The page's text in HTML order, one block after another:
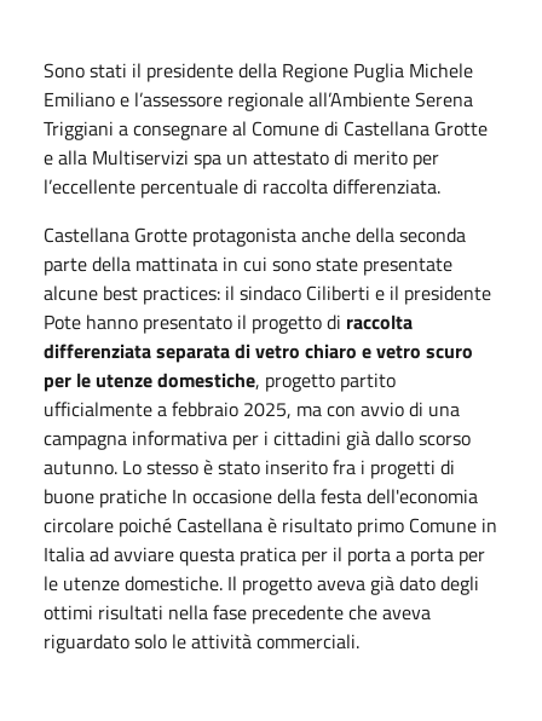
Sono stati il presidente della Regione Puglia Michele
Emiliano e l’assessore regionale all’Ambiente Serena
Triggiani a consegnare al Comune di Castellana Grotte
e alla Multiservizi spa un attestato di merito per
l’eccellente percentuale di raccolta differenziata.
Castellana Grotte protagonista anche della seconda
parte della mattinata in cui sono state presentate
alcune best practices: il sindaco Ciliberti e il presidente
Pote hanno presentato il progetto di raccolta
differenziata separata di vetro chiaro e vetro scuro
per le utenze domestiche, progetto partito
ufficialmente a febbraio 2025, ma con avvio di una
campagna informativa per i cittadini già dallo scorso
autunno. Lo stesso è stato inserito fra i progetti di
buone pratiche In occasione della festa dell'economia
circolare poiché Castellana è risultato primo Comune in
Italia ad avviare questa pratica per il porta a porta per
le utenze domestiche. Il progetto aveva già dato degli
ottimi risultati nella fase precedente che aveva
riguardato solo le attività commerciali.